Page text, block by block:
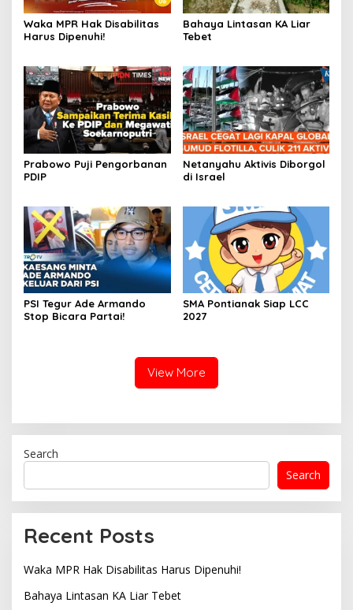
Waka MPR Hak Disabilitas
Harus Dipenuhi!
Bahaya Lintasan KA Liar
Tebet
Prabowo Puji Pengorbanan
PDIP
Netanyahu Aktivis Diborgol
di Israel
PSI Tegur Ade Armando
Stop Bicara Partai!
SMA Pontianak Siap LCC
2027
View More
Search
Search
Recent Posts
Waka MPR Hak Disabilitas Harus Dipenuhi!
Bahaya Lintasan KA Liar Tebet